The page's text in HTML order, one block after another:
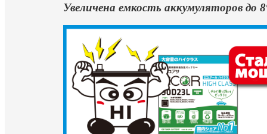
Увеличена емкость аккумуляторов до